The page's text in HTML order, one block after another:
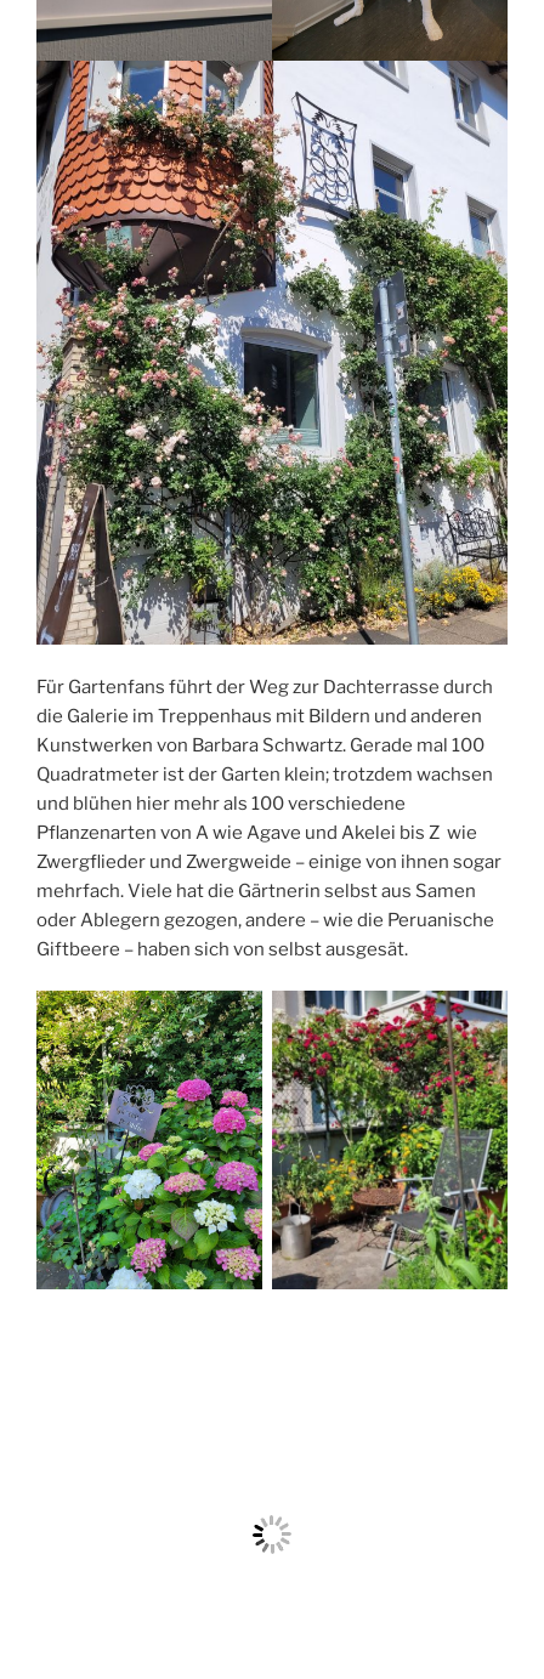
Für Gartenfans führt der Weg zur Dachterrasse durch
die Galerie im Treppenhaus mit Bildern und anderen
Kunstwerken von Barbara Schwartz. Gerade mal 100
Quadratmeter ist der Garten klein; trotzdem wachsen
und blühen hier mehr als 100 verschiedene
Pflanzenarten von A wie Agave und Akelei bis Z wie
Zwergflieder und Zwergweide – einige von ihnen sogar
mehrfach. Viele hat die Gärtnerin selbst aus Samen
oder Ablegern gezogen, andere – wie die Peruanische
Giftbeere – haben sich von selbst ausgesät.